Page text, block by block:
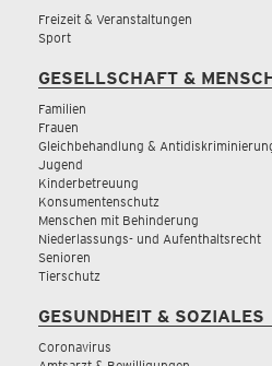
Freizeit & Veranstaltungen
Sport
GESELLSCHAFT &
Familien
Frauen
Gleichbehandlung &
Jugend
Kinderbetreuung
Konsumentenschutz
Menschen mit Behinderung
Niederlassungs- und Aufenthaltsrecht
Senioren
Tierschutz
GESUNDHEIT & SOZIALES
Coronavirus